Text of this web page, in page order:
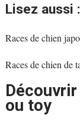
Lisez aussi :
Races de chien
Races de chien de
ou toy